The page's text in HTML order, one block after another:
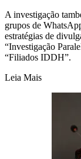
A investigação
grupos de
estratégias de
“Investigação
“Filiados IDDH”.
Leia Mais